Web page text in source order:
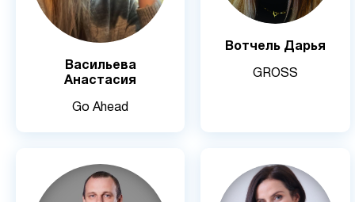
Васильева
Анастасия
Go Ahead
Вотчель Дарья
GROSS